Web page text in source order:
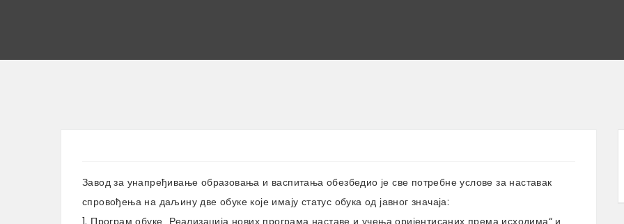
Завод за унапређивање образовања и васпитања обезбедио је све потребне услове за наставак
спровођења на даљину две обуке које имају статус обука од јавног значаја:
1. Програм обуке „Реализација нових програма наставе и учења оријентисаних према исходима“ и